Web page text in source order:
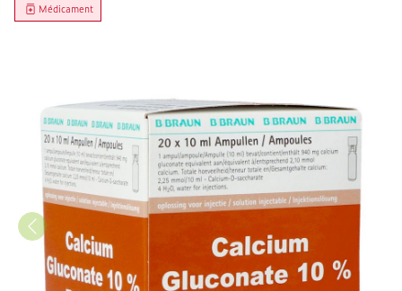
Médicament